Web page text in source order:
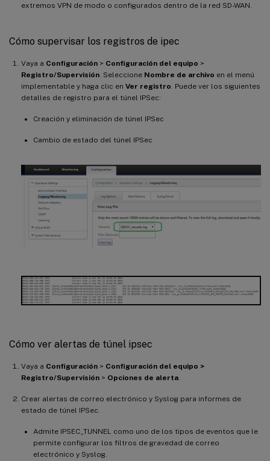
extremos VPN de modo o configurados dentro de la red SD-WAN.
Cómo supervisar los registros de ipec
Vaya a Configuración > Configuración del equipo >
Registro/Supervisión . Seleccione Nombre de archivo en el menú
implementable y haga clic en Ver registro . Puede ver los siguientes
detalles de registro para el túnel IPSec:
Creación y eliminación de túnel IPSec
Cambio de estado del túnel IPSec
Cómo ver alertas de túnel ipsec
Vaya a Configuración > Configuración del equipo >
Registro/Supervisión > Opciones de alerta
Crear alertas de correo electrónico y Syslog para informes de
estado de túnel IPSec.
Admite IPSEC_TUNNEL como uno de los tipos de eventos que le
permite configurar los filtros de gravedad de correo
electrónico y Syslog.